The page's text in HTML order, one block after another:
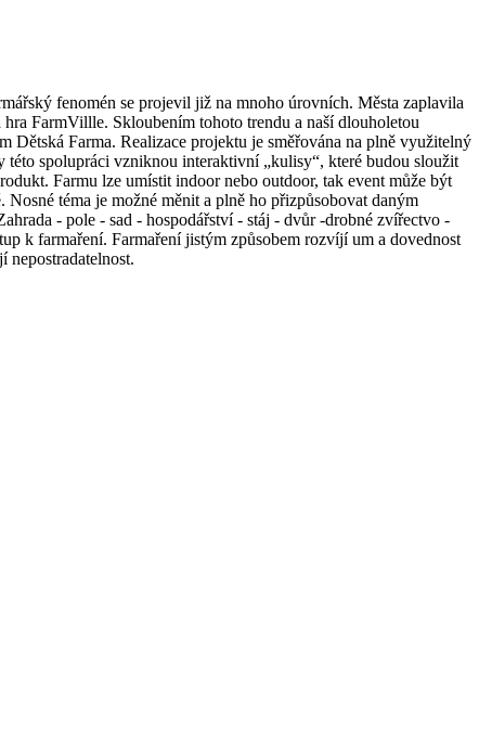
fenomén se projevil již na mnoho úrovních. Města zaplavila
FarmVillle. Skloubením tohoto trendu a naší dlouholetou
Dětská Farma. Realizace projektu je směřována na plně využitelný
spolupráci vzniknou interaktivní „kulisy“, které budou sloužit
Farmu lze umístit indoor nebo outdoor, tak event může být
téma je možné měnit a plně ho přizpůsobovat daným
- pole - sad - hospodářství - stáj - dvůr -drobné zvířectvo -
k farmaření. Farmaření jistým způsobem rozvíjí um a dovednost
nepostradatelnost.